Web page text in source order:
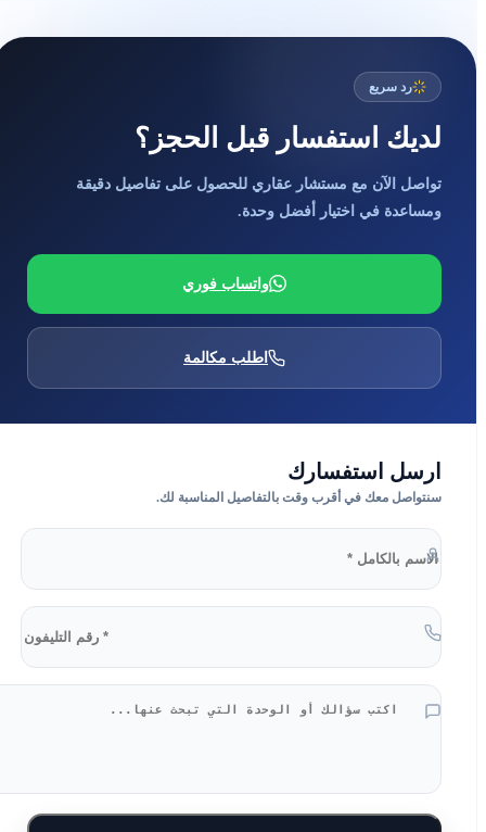
رد سريع
لديك استفسار قبل الحجز؟
تواصل الآن مع مستشار عقاري للحصول على تفاصيل دقيقة
ومساعدة في اختيار أفضل وحدة.
واتساب فوري
اطلب مكالمة
ارسل استفسارك
سنتواصل معك في أقرب وقت بالتفاصيل المناسبة لك.